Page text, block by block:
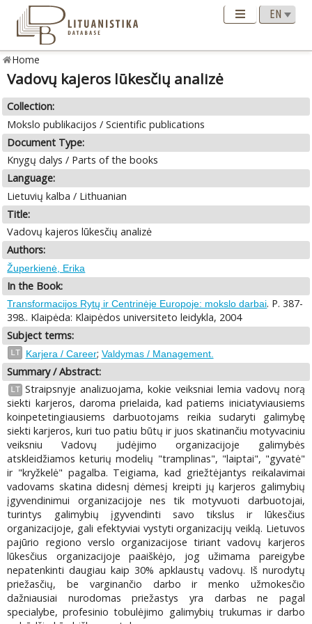
Home
Vadovų kajeros lūkesčių analizė
Collection:
Mokslo publikacijos / Scientific publications
Document Type:
Knygų dalys / Parts of the books
Language:
Lietuvių kalba / Lithuanian
Title:
Vadovų kajeros lūkesčių analizė
Authors:
Župerkienė, Erika
In the Book:
Transformacijos Rytų ir Centrinėje Europoje: mokslo darbai. P. 387-
398.. Klaipėda: Klaipėdos universiteto leidykla, 2004
Subject terms:
LT Karjera / Career; Valdymas / Management.
Summary / Abstract:
LT Straipsnyje analizuojama, kokie veiksniai lemia vadovų norą
siekti karjeros, daroma prielaida, kad patiems iniciatyviausiems
koinpetetingiausiems darbuotojams reikia sudaryti galimybę
siekti karjeros, kuri tuo patiu būtų ir juos skatinančiu motyvaciniu
veiksniu Vadovų judėjimo organizacijoje galimybės
atskleidžiamos keturių modelių "tramplinas", "laiptai", "gyvatė"
ir "kryžkelė" pagalba. Teigiama, kad griežtėjantys reikalavimai
vadovams skatina didesnį dėmesį kreipti jų karjeros galimybių
įgyvendinimui organizacijoje nes tik motyvuoti darbuotojai,
turintys galimybių įgyvendinti savo tikslus ir lūkesčius
organizacijoje, gali efektyviai vystyti organizacijų veiklą. Lietuvos
pajūrio regiono verslo organizacijose tiriant vadovų karjeros
lūkesčius organizacijoje paaiškėjo, jog užimama pareigybe
nepatenkinti daugiau kaip 30% apklaustų vadovų. Iš nurodytų
priežasčių, be varginančio darbo ir menko užmokesčio
dažniausiai nurodomas priežastys yra darbas ne pagal
specialybe, profesinio tobulėjimo galimybių trukumas ir darbo